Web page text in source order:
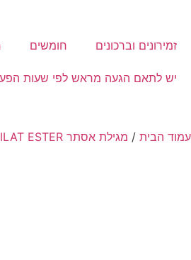
זמירונים וברכונים חומשים
יש לתאם הגעה מראש לפי שעות
עמוד הבית / מגילת אסתר MEGILAT ESTER